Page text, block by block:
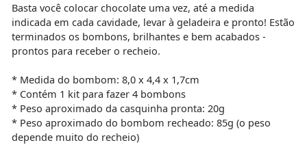
Basta você colocar chocolate uma vez, até a medida
indicada em cada cavidade, levar à geladeira e pronto! Estão
terminados os bombons, brilhantes e bem acabados -
prontos para receber o recheio.
* Medida do bombom: 8,0 x 4,4 x 1,7cm
* Contém 1 kit para fazer 4 bombons
* Peso aproximado da casquinha pronta: 20g
* Peso aproximado do bombom recheado: 85g (o peso
depende muito do recheio)